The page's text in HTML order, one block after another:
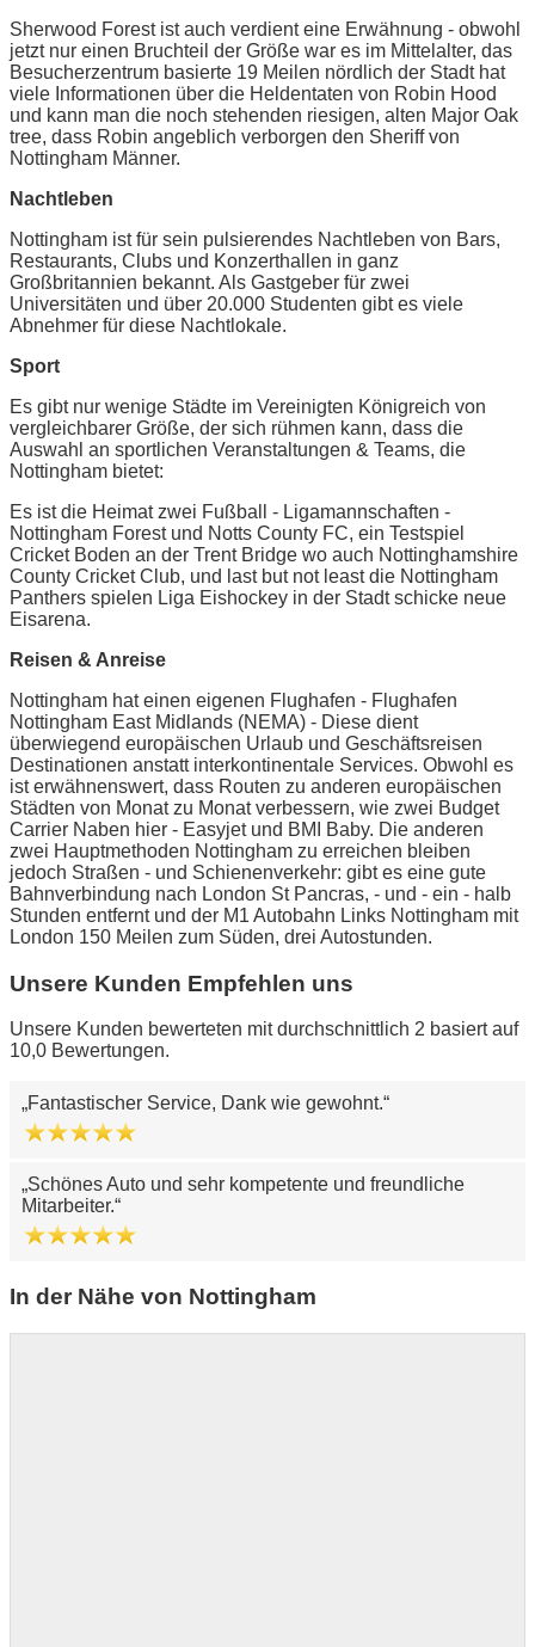
Sherwood Forest ist auch verdient eine Erwähnung - obwohl
jetzt nur einen Bruchteil der Größe war es im Mittelalter, das
Besucherzentrum basierte 19 Meilen nördlich der Stadt hat
viele Informationen über die Heldentaten von Robin Hood
und kann man die noch stehenden riesigen, alten Major Oak
tree, dass Robin angeblich verborgen den Sheriff von
Nottingham Männer.
Nachtleben
Nottingham ist für sein pulsierendes Nachtleben von Bars,
Restaurants, Clubs und Konzerthallen in ganz
Großbritannien bekannt. Als Gastgeber für zwei
Universitäten und über 20.000 Studenten gibt es viele
Abnehmer für diese Nachtlokale.
Sport
Es gibt nur wenige Städte im Vereinigten Königreich von
vergleichbarer Größe, der sich rühmen kann, dass die
Auswahl an sportlichen Veranstaltungen & Teams, die
Nottingham bietet:
Es ist die Heimat zwei Fußball - Ligamannschaften -
Nottingham Forest und Notts County FC, ein Testspiel
Cricket Boden an der Trent Bridge wo auch Nottinghamshire
County Cricket Club, und last but not least die Nottingham
Panthers spielen Liga Eishockey in der Stadt schicke neue
Eisarena.
Reisen & Anreise
Nottingham hat einen eigenen Flughafen - Flughafen
Nottingham East Midlands (NEMA) - Diese dient
überwiegend europäischen Urlaub und Geschäftsreisen
Destinationen anstatt interkontinentale Services. Obwohl es
ist erwähnenswert, dass Routen zu anderen europäischen
Städten von Monat zu Monat verbessern, wie zwei Budget
Carrier Naben hier - Easyjet und BMI Baby. Die anderen
zwei Hauptmethoden Nottingham zu erreichen bleiben
jedoch Straßen - und Schienenverkehr: gibt es eine gute
Bahnverbindung nach London St Pancras, - und - ein - halb
Stunden entfernt und der M1 Autobahn Links Nottingham mit
London 150 Meilen zum Süden, drei Autostunden.
Unsere Kunden Empfehlen uns
Unsere Kunden bewerteten mit durchschnittlich 2 basiert auf
10,0 Bewertungen.
Fantastischer Service, Dank wie gewohnt.
Schönes Auto und sehr kompetente und freundliche
Mitarbeiter.
In der Nähe von Nottingham